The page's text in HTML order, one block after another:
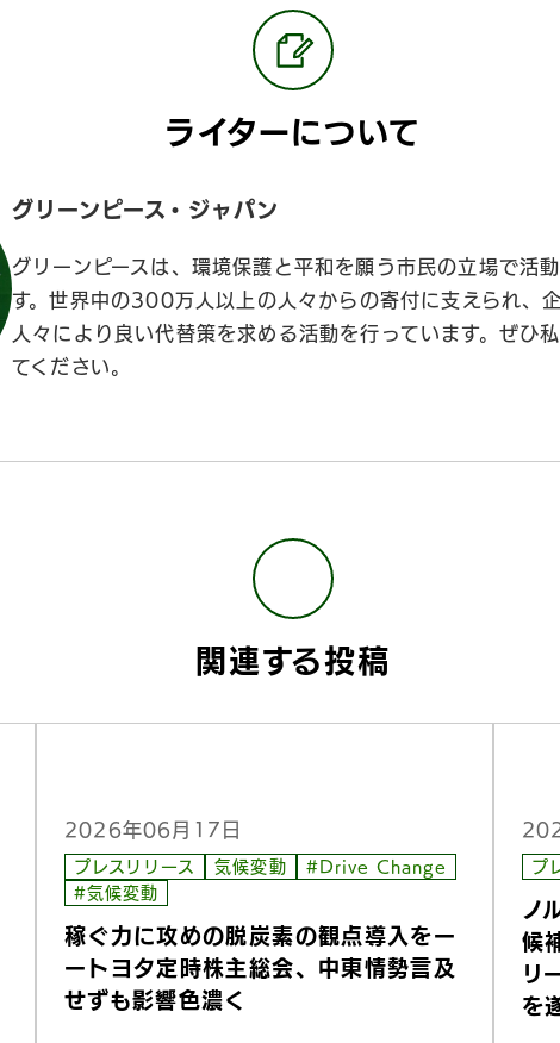
ライターについて
グリーンピース・ジャパン
グリーンピースは、環境保護と平和を願う市民の立場で活
す。世界中の300万人以上の人々からの寄付に支えられ、
人々により良い代替策を求める活動を行っています。ぜひ
てください。
関連する投稿
2026年06月17日
プレスリリース 気候変動
#Drive Change
#気候変動
稼ぐ力に攻めの脱炭素の観点導入をー
ートヨタ定時株主総会、中東情勢言及
せずも影響色濃く
プ
ノ
候
リ
を